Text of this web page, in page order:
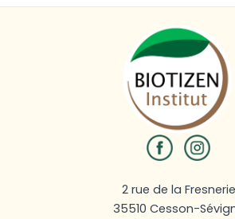
2 rue de la Fresnerie
35510 Cesson-